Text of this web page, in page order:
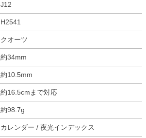
J12
H2541
クオーツ
約34mm
約10.5mm
約16.5cmまで対応
約98.7g
カレンダー / 夜光インデックス